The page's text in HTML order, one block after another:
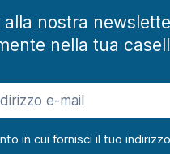
alla nostra
nella tua
in cui fornisci il tuo